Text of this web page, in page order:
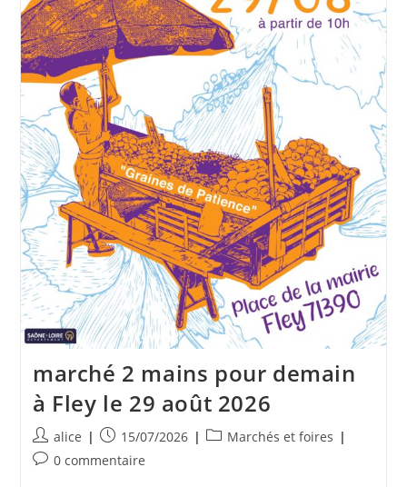
marché 2 mains pour demain
à Fley le 29 août 2026
Auteur/autrice
de
alice
Publication
publiée :
15/07/2026
PostMarchés et foires
Commentaires
0 commentaire